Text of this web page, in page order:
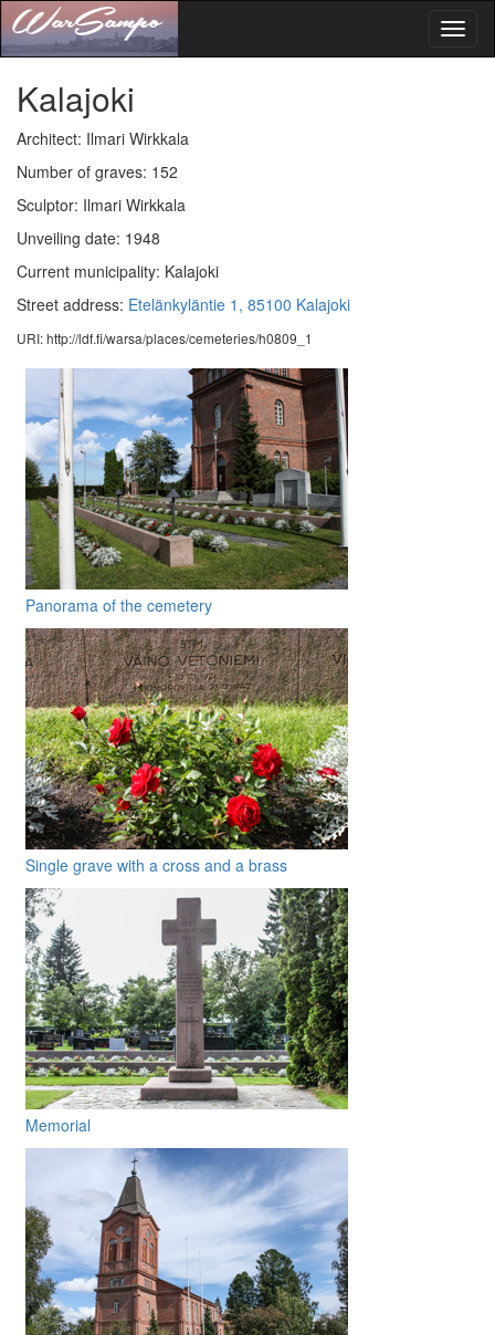
Kalajoki
Architect: Ilmari Wirkkala
Number of graves: 152
Sculptor: Ilmari Wirkkala
Unveiling date: 1948
Current municipality: Kalajoki
Street address: Etelänkyläntie 1, 85100 Kalajoki
URI: http://ldf.fi/warsa/places/cemeteries/h0809_1
Panorama of the cemetery
Single grave with a cross and a brass
Memorial